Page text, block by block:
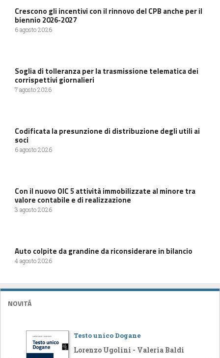
Crescono gli incentivi con il rinnovo del CPB anche per il
biennio 2026-2027
6 agosto 2026
Soglia di tolleranza per la trasmissione telematica dei
corrispettivi giornalieri
7 agosto 2026
Codificata la presunzione di distribuzione degli utili ai
soci
6 agosto 2026
Con il nuovo OIC 5 attività immobilizzate al minore tra
valore contabile e di realizzazione
3 agosto 2026
Auto colpite da grandine da riconsiderare in bilancio
4 agosto 2026
NOVITÁ
Testo unico Dogane
Lorenzo Ugolini - Valeria Baldi